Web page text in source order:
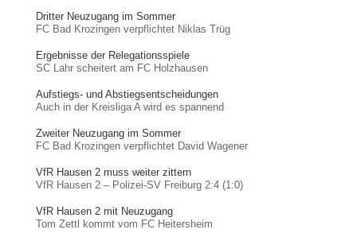
Dritter Neuzugang im Sommer
FC Bad Krozingen verpflichtet Niklas Trüg
Ergebnisse der Relegationsspiele
SC Lahr scheitert am FC Holzhausen
Aufstiegs- und Abstiegsentscheidungen
Auch in der Kreisliga A wird es spannend
Zweiter Neuzugang im Sommer
FC Bad Krozingen verpflichtet David Wagener
VfR Hausen 2 muss weiter zittern
VfR Hausen 2 – Polizei-SV Freiburg 2:4 (1:0)
VfR Hausen 2 mit Neuzugang
Tom Zettl kommt vom FC Heitersheim